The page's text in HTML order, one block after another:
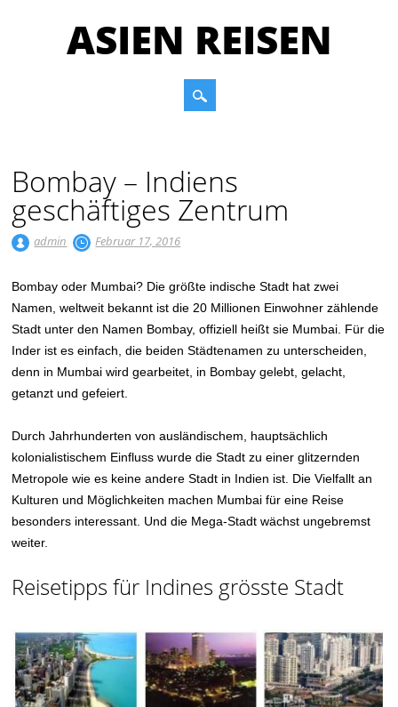
ASIEN REISEN
Bombay – Indiens
geschäftiges Zentrum
admin Februar 17, 2016
Bombay oder Mumbai? Die größte indische Stadt hat zwei
Namen, weltweit bekannt ist die 20 Millionen Einwohner zählende
Stadt unter den Namen Bombay, offiziell heißt sie Mumbai. Für die
Inder ist es einfach, die beiden Städtenamen zu unterscheiden,
denn in Mumbai wird gearbeitet, in Bombay gelebt, gelacht,
getanzt und gefeiert.
Durch Jahrhunderten von ausländischem, hauptsächlich
kolonialistischem Einfluss wurde die Stadt zu einer glitzernden
Metropole wie es keine andere Stadt in Indien ist. Die Vielfallt an
Kulturen und Möglichkeiten machen Mumbai für eine Reise
besonders interessant. Und die Mega-Stadt wächst ungebremst
weiter.
Reisetipps für Indines grösste Stadt